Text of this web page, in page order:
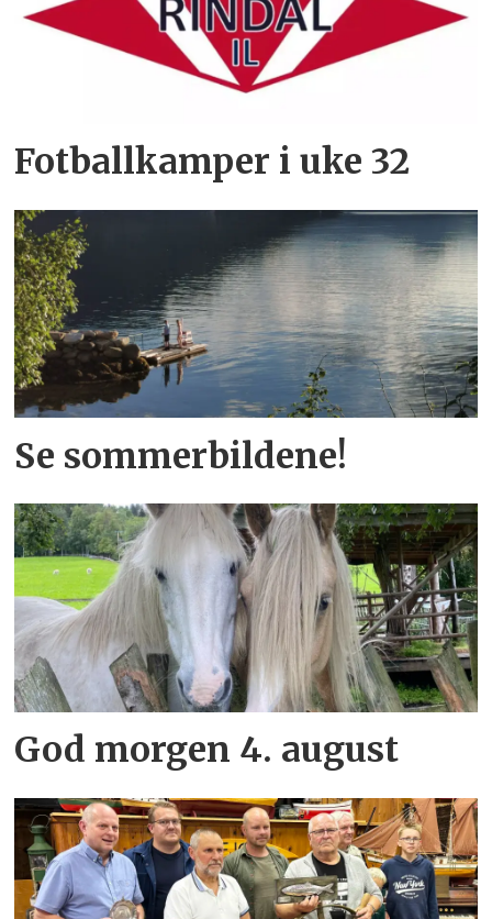
Fotballkamper i uke 32
Se sommerbildene!
God morgen 4. august